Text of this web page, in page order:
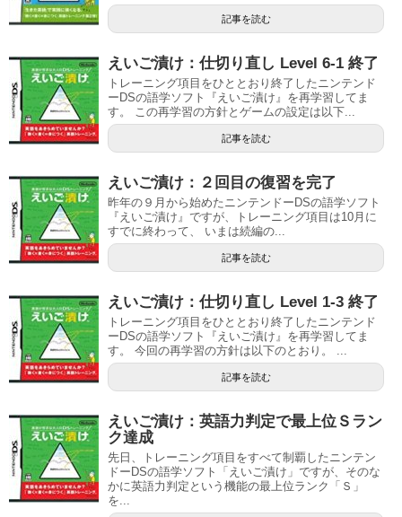
記事を読む
えいご漬け：仕切り直し Level 6-1 終了
トレーニング項目をひととおり終了したニンテンド
ーDSの語学ソフト『えいご漬け』を再学習してま
す。 この再学習の方針とゲームの設定は以下...
記事を読む
えいご漬け：２回目の復習を完了
昨年の９月から始めたニンテンドーDSの語学ソフト
『えいご漬け』ですが、トレーニング項目は10月に
すでに終わって、 いまは続編の...
記事を読む
えいご漬け：仕切り直し Level 1-3 終了
トレーニング項目をひととおり終了したニンテンド
ーDSの語学ソフト『えいご漬け』を再学習してま
す。 今回の再学習の方針は以下のとおり。 ...
記事を読む
えいご漬け：英語力判定で最上位Ｓラン
ク達成
先日、トレーニング項目をすべて制覇したニンテン
ドーDSの語学ソフト「えいご漬け」ですが、そのな
かに英語力判定という機能の最上位ランク「Ｓ」
を...